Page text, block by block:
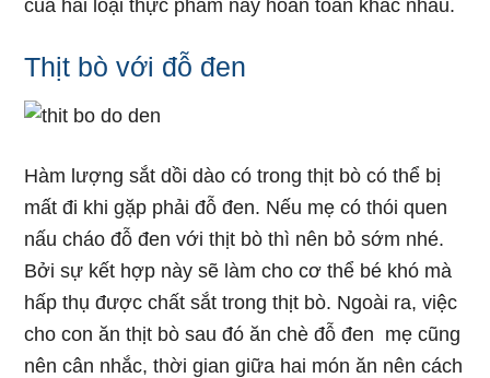
của hai loại thực phẩm này hoàn toàn khác nhau.
Thịt bò với đỗ đen
Hàm lượng sắt dồi dào có trong thịt bò có thể bị
mất đi khi gặp phải đỗ đen. Nếu mẹ có thói quen
nấu cháo đỗ đen với thịt bò thì nên bỏ sớm nhé.
Bởi sự kết hợp này sẽ làm cho cơ thể bé khó mà
hấp thụ được chất sắt trong thịt bò. Ngoài ra, việc
cho con ăn thịt bò sau đó ăn chè đỗ đen mẹ cũng
nên cân nhắc, thời gian giữa hai món ăn nên cách